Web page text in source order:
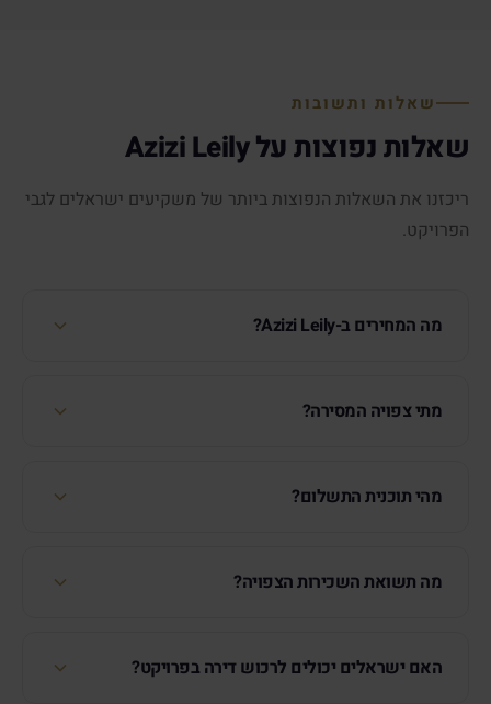
שאלות ותשובות
שאלות נפוצות על Azizi Leily
ריכזנו את השאלות הנפוצות ביותר של משקיעים ישראלים לגבי
הפרויקט.
מה המחירים ב-Azizi Leily?
מתי צפויה המסירה?
מהי תוכנית התשלום?
מה תשואת השכירות הצפויה?
האם ישראלים יכולים לרכוש דירה בפרויקט?